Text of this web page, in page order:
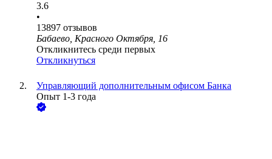
3.6
•
13897 отзывов
Бабаево, Красного Октября, 16
Откликнитесь среди первых
Откликнуться
Управляющий дополнительным офисом Банка
Опыт 1-3 года